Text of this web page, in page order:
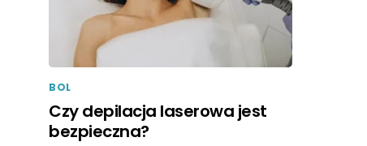
BOL
Czy depilacja laserowa jest
bezpieczna?